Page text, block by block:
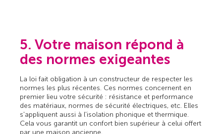
5. Votre maison répond à
des normes exigeantes
La loi fait obligation à un constructeur de respecter les
normes les plus récentes. Ces normes concernent en
premier lieu votre sécurité : résistance et performance
des matériaux, normes de sécurité électriques, etc. Elles
s'appliquent aussi à l'isolation phonique et thermique.
Cela vous garantit un confort bien supérieur à celui offert
par une maison ancienne.